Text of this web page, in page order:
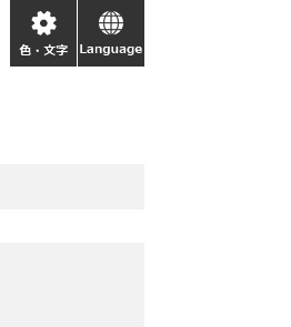
色・
文
language